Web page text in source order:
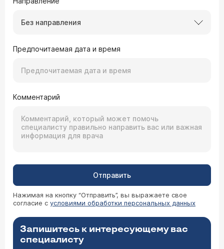
Без направления
Предпочитаемая дата и время
Комментарий
Отправить
Нажимая на кнопку “Отправить”, вы выражаете свое
согласие с условиями обработки персональных данных
Запишитесь к интересующему вас
специалисту